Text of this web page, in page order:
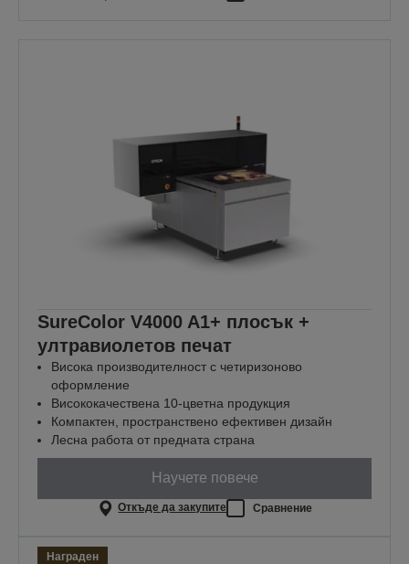
SureColor V4000 A1+ плосък +
ултравиолетов печат
Висока производителност с четиризоново
оформление
Висококачествена 10-цветна продукция
Компактен, пространствено ефективен дизайн
Лесна работа от предната страна
Научете повече
Откъде да закупите Сравнение
Награден